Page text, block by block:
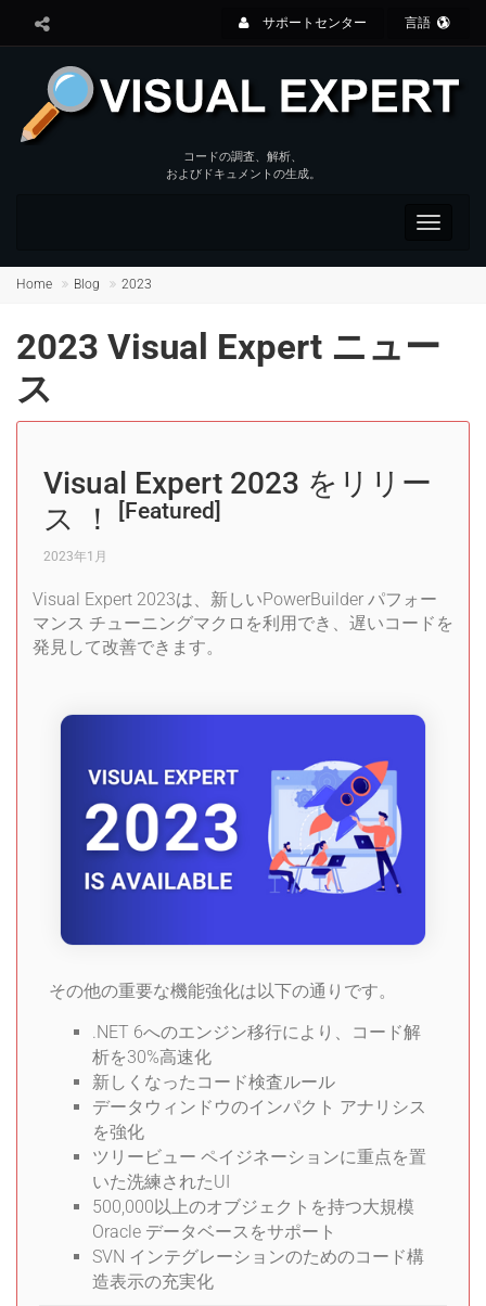
サポートセンター 言語
コードの調査、解析、
およびドキュメントの生成。
Toggle
Home Blog 2023
2023 Visual Expert ニュー
ス
Visual Expert 2023 をリリー
ス ！
[Featured]
2023年1月
Visual Expert 2023は、新しいPowerBuilder パフォー
マンス チューニングマクロを利用でき、遅いコードを
発見して改善できます。
その他の重要な機能強化は以下の通りです。
.NET 6へのエンジン移行により、コード解
析を30%高速化
新しくなったコード検査ルール
データウィンドウのインパクト アナリシス
を強化
ツリービュー ペイジネーションに重点を置
いた洗練されたUI
500,000以上のオブジェクトを持つ大規模
Oracle データベースをサポート
SVN インテグレーションのためのコード構
造表示の充実化